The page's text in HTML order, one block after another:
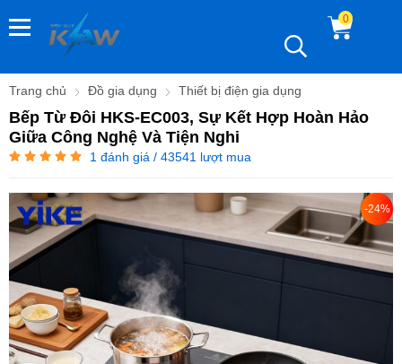
0
Trang chủ Đồ gia dụng Thiết bị điện gia dụng
Bếp Từ Đôi HKS-EC003, Sự Kết Hợp Hoàn Hảo
Giữa Công Nghệ Và Tiện Nghi
1 đánh giá / 43541 lượt mua
-24%